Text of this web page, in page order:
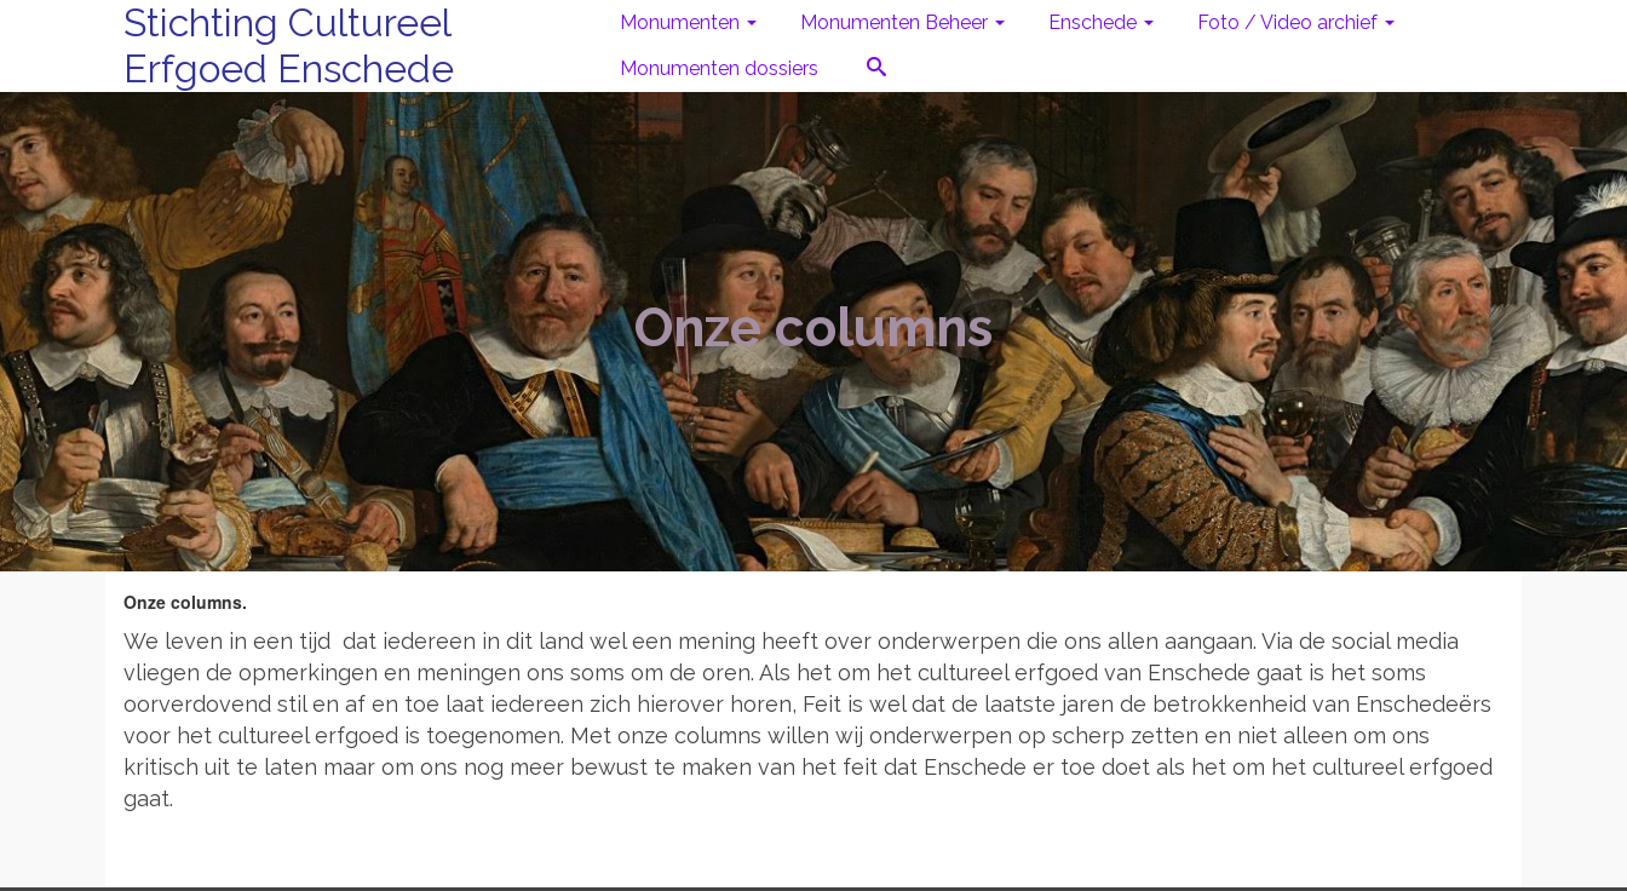
Stichting Cultureel
Erfgoed Enschede
Monumenten Monumenten Beheer Enschede
Foto / Video archief
Monumenten dossiers
Onze columns
Onze columns.
We leven in een tijd dat iedereen in dit land wel een mening heeft over onderwerpen die ons allen aangaan. Via de social media
vliegen de opmerkingen en meningen ons soms om de oren. Als het om het cultureel erfgoed van Enschede gaat is het soms
oorverdovend stil en af en toe laat iedereen zich hierover horen, Feit is wel dat de laatste jaren de betrokkenheid van Enschedeërs
voor het cultureel erfgoed is toegenomen. Met onze columns willen wij onderwerpen op scherp zetten en niet alleen om ons
kritisch uit te laten maar om ons nog meer bewust te maken van het feit dat Enschede er toe doet als het om het cultureel erfgoed
gaat.